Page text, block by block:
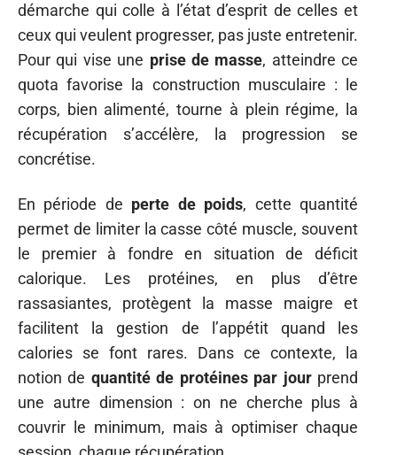
démarche qui colle à l’état d’esprit de celles et
ceux qui veulent progresser, pas juste entretenir.
Pour qui vise une prise de masse, atteindre ce
quota favorise la construction musculaire : le
corps, bien alimenté, tourne à plein régime, la
récupération s’accélère, la progression se
concrétise.
En période de perte de poids, cette quantité
permet de limiter la casse côté muscle, souvent
le premier à fondre en situation de déficit
calorique. Les protéines, en plus d’être
rassasiantes, protègent la masse maigre et
facilitent la gestion de l’appétit quand les
calories se font rares. Dans ce contexte, la
notion de quantité de protéines par jourprend
une autre dimension : on ne cherche plus à
couvrir le minimum, mais à optimiser chaque